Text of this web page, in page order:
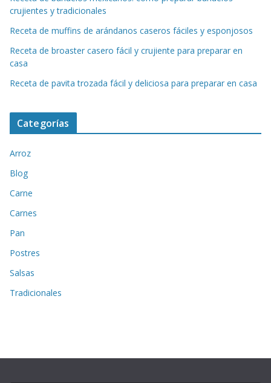
crujientes y tradicionales
Receta de muffins de arándanos caseros fáciles y esponjosos
Receta de broaster casero fácil y crujiente para preparar en
casa
Receta de pavita trozada fácil y deliciosa para preparar en casa
Categorías
Arroz
Blog
Carne
Carnes
Pan
Postres
Salsas
Tradicionales